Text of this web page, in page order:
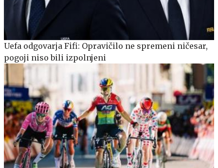
Uefa odgovarja Fifi: Opravičilo ne spremeni ničesar,
pogoji niso bili izpolnjeni